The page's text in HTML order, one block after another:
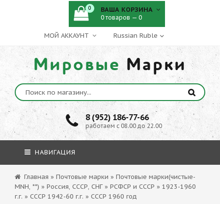
МОЙ АККАУНТ
Мировые Марки
8 (952) 186-77-66
работаем с 08.00 до 22.00
0 ВАША КОРЗИНА
0 товаров — 0
НАВИГАЦИЯ
Главная » Почтовые марки » Почтовые марки(чистые-
MNH, **) » Россия, СССР, СНГ » РСФСР и СССР » 1923-1960
г.г. » СССР 1942-60 г.г. » СССР 1960 год